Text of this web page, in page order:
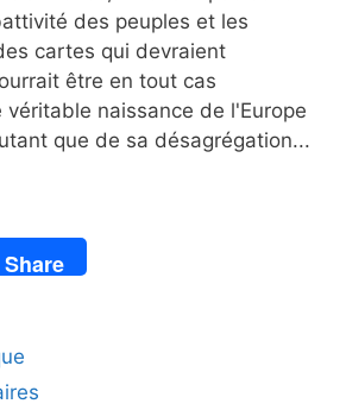
des peuples et les
cartes qui devraient
être en tout cas
véritable naissance de l'Europe
que de sa désagrégation...
Share